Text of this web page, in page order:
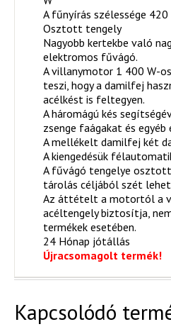
A fűnyírás szélessége 420
Osztott tengely
Nagyobb kertekbe való
elektromos fűvágó.
A villanymotor 1 400 W-
teszi, hogy a damilfej
acélkést is feltegyen.
A háromágú kés
zsenge faágakat és
A mellékelt damilfej két
A kiengedésük
A fűvágó tengelye
tárolás céljából szét lehet
Az áttételt a motortól a
acéltengely biztosítja,
termékek esetében.
24 Hónap jótállás
Újracsomagolt termék!
Kapcsolódó